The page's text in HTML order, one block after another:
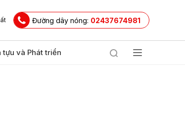
Đường dây nóng: 02437674981
tựu và Phát triển